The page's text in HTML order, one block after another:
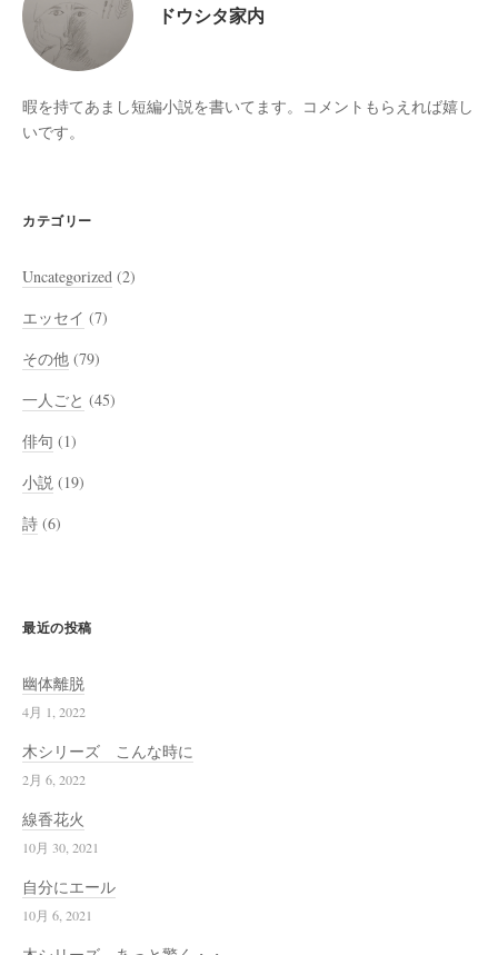
ドウシタ家内
暇を持てあまし短編小説を書いてます。コメントもらえれば嬉し
いです。
カテゴリー
Uncategorized (2)
エッセイ (7)
その他 (79)
一人ごと (45)
俳句 (1)
小説 (19)
詩 (6)
最近の投稿
幽体離脱
4月 1, 2022
木シリーズ こんな時に
2月 6, 2022
線香花火
10月 30, 2021
自分にエール
10月 6, 2021